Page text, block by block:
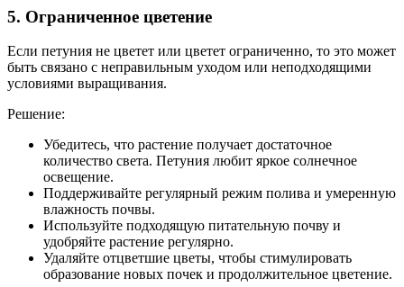
5. Ограниченное цветение
Если петуния не цветет или цветет ограниченно, то это может
быть связано с неправильным уходом или неподходящими
условиями выращивания.
Решение:
Убедитесь, что растение получает достаточное
количество света. Петуния любит яркое солнечное
освещение.
Поддерживайте регулярный режим полива и умеренную
влажность почвы.
Используйте подходящую питательную почву и
удобряйте растение регулярно.
Удаляйте отцветшие цветы, чтобы стимулировать
образование новых почек и продолжительное цветение.